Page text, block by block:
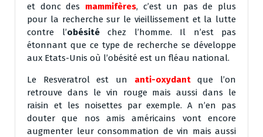
et donc des mammifères, c’est un pas de plus
pour la recherche sur le vieillissement et la lutte
contre l’obésité chez l’homme. Il n’est pas
étonnant que ce type de recherche se développe
aux Etats-Unis où l’obésité est un fléau national.
Le Resveratrol est un anti-oxydantque l’on
retrouve dans le vin rouge mais aussi dans le
raisin et les noisettes par exemple. A n’en pas
douter que nos amis américains vont encore
augmenter leur consommation de vin mais aussi